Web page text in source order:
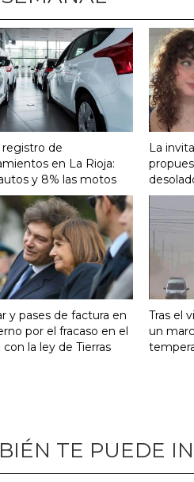
registro de
en La Rioja:
y 8% las motos
La
y pases de factura en
por el fracaso en el
con la ley de Tierras
Tras el
un
TE PUEDE